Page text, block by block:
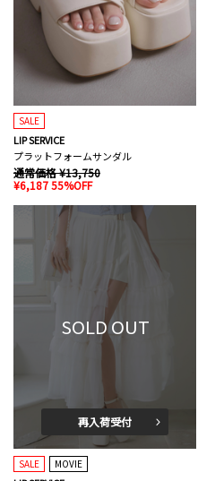
SALE
LIP SERVICE
プラットフォームサンダル
通常価格 ¥13,750
¥6,187 55%OFF
SOLD OUT
再入荷受付
SALE MOVIE